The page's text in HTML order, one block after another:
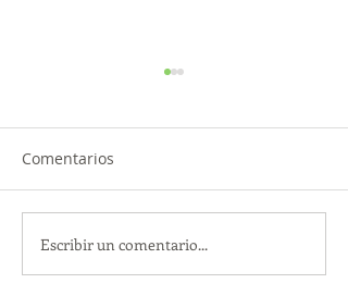
TourTravelynByFraveo
participó en la
Comentarios
Escribir un comentario...